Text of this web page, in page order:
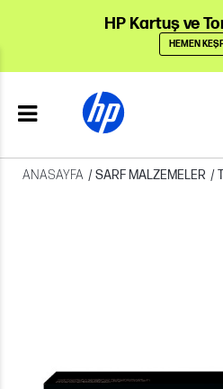
HP Kartuş ve
HEMEN
ANASAYFA /SARF MALZEMELER /